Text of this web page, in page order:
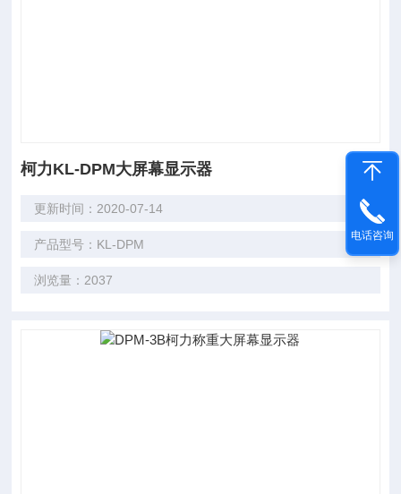
柯力KL-DPM大屏幕显示器
更新时间：2020-07-14
产品型号：KL-DPM
浏览量：2037
电话咨询